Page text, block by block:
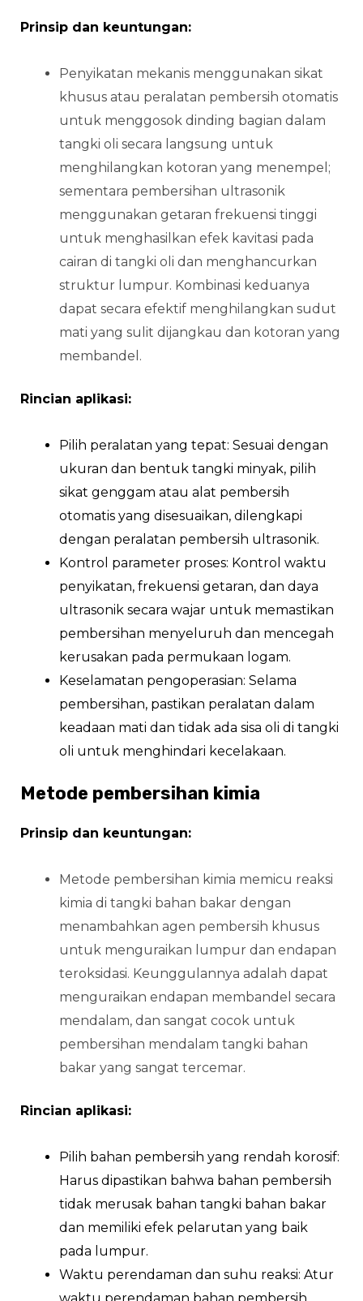
Prinsip dan keuntungan:
Penyikatan mekanis menggunakan sikat
khusus atau peralatan pembersih otomatis
untuk menggosok dinding bagian dalam
tangki oli secara langsung untuk
menghilangkan kotoran yang menempel;
sementara pembersihan ultrasonik
menggunakan getaran frekuensi tinggi
untuk menghasilkan efek kavitasi pada
cairan di tangki oli dan menghancurkan
struktur lumpur. Kombinasi keduanya
dapat secara efektif menghilangkan sudut
mati yang sulit dijangkau dan kotoran yang
membandel.
Rincian aplikasi:
Pilih peralatan yang tepat: Sesuai dengan
ukuran dan bentuk tangki minyak, pilih
sikat genggam atau alat pembersih
otomatis yang disesuaikan, dilengkapi
dengan peralatan pembersih ultrasonik.
Kontrol parameter proses: Kontrol waktu
penyikatan, frekuensi getaran, dan daya
ultrasonik secara wajar untuk memastikan
pembersihan menyeluruh dan mencegah
kerusakan pada permukaan logam.
Keselamatan pengoperasian: Selama
pembersihan, pastikan peralatan dalam
keadaan mati dan tidak ada sisa oli di tangki
oli untuk menghindari kecelakaan.
Metode pembersihan kimia
Prinsip dan keuntungan:
Metode pembersihan kimia memicu reaksi
kimia di tangki bahan bakar dengan
menambahkan agen pembersih khusus
untuk menguraikan lumpur dan endapan
teroksidasi. Keunggulannya adalah dapat
menguraikan endapan membandel secara
mendalam, dan sangat cocok untuk
pembersihan mendalam tangki bahan
bakar yang sangat tercemar.
Rincian aplikasi:
Pilih bahan pembersih yang rendah korosif:
Harus dipastikan bahwa bahan pembersih
tidak merusak bahan tangki bahan bakar
dan memiliki efek pelarutan yang baik
pada lumpur.
Waktu perendaman dan suhu reaksi: Atur